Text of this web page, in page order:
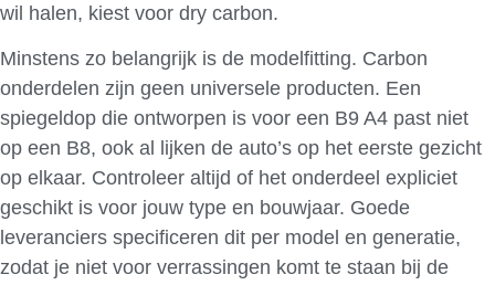
wil halen, kiest voor dry carbon.
Minstens zo belangrijk is de modelfitting. Carbon
onderdelen zijn geen universele producten. Een
spiegeldop die ontworpen is voor een B9 A4 past niet
op een B8, ook al lijken de auto’s op het eerste gezicht
op elkaar. Controleer altijd of het onderdeel expliciet
geschikt is voor jouw type en bouwjaar. Goede
leveranciers specificeren dit per model en generatie,
zodat je niet voor verrassingen komt te staan bij de